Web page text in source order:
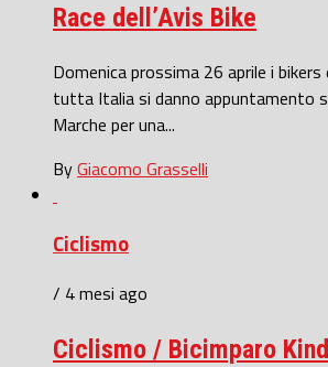
Race dell’Avis Bike
Domenica prossima 26 aprile i
tutta Italia si danno appuntamento
Marche per una...
ByGiacomo Grasselli
Ciclismo
/ 4 mesi ago
Ciclismo / Bicimparo